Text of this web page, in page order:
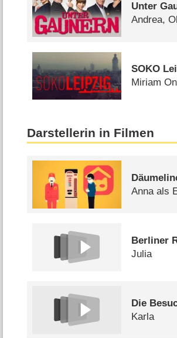
Unter
Andrea,
SOKO
Miriam
Darstellerin in Filmen
Anna als
Berliner
Julia
Die
Karla